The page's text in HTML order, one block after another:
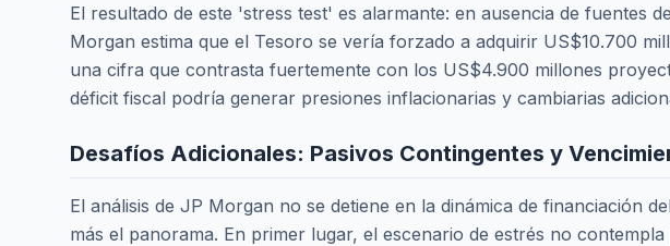
El resultado de este 'stress test' es alarmante: en ausencia de fuentes
Morgan estima que el Tesoro se vería forzado a adquirir US$10.700
una cifra que contrasta fuertemente con los US$4.900 millones
déficit fiscal podría generar presiones inflacionarias y cambiarias
Desafíos Adicionales: Pasivos Contingentes y
El análisis de JP Morgan no se detiene en la dinámica de financiación
más el panorama. En primer lugar, el escenario de estrés no